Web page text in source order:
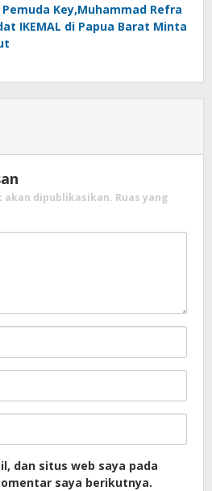
Key,Muhammad Refra
IKEMAL di Papua Barat Minta
akan dipublikasikan. Ruas yang
dan situs web saya pada
saya berikutnya.